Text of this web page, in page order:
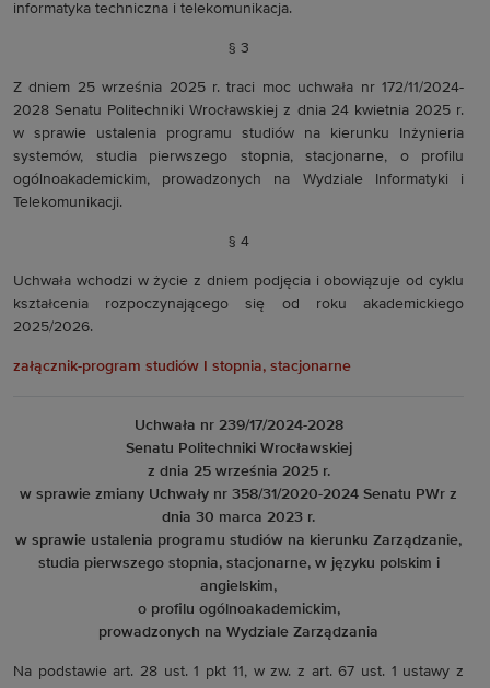
informatyka techniczna i telekomunikacja.
§ 3
Z dniem 25 września 2025 r. traci moc uchwała nr 172/11/2024-
2028 Senatu Politechniki Wrocławskiej z dnia 24 kwietnia 2025 r.
w sprawie ustalenia programu studiów na kierunku Inżynieria
systemów, studia pierwszego stopnia, stacjonarne, o profilu
ogólnoakademickim, prowadzonych na Wydziale Informatyki i
Telekomunikacji.
§ 4
Uchwała wchodzi w życie z dniem podjęcia i obowiązuje od cyklu
kształcenia rozpoczynającego się od roku akademickiego
2025/2026.
załącznik-program studiów I stopnia, stacjonarne
Uchwała nr 239/17/2024-2028
Senatu Politechniki Wrocławskiej
z dnia 25 września 2025 r.
w sprawie zmiany Uchwały nr 358/31/2020-2024 Senatu PWr z
dnia 30 marca 2023 r.
w sprawie ustalenia programu studiów na kierunku Zarządzanie,
studia pierwszego stopnia, stacjonarne, w języku polskim i
angielskim,
o profilu ogólnoakademickim,
prowadzonych na Wydziale Zarządzania
Na podstawie art. 28 ust. 1 pkt 11, w zw. z art. 67 ust. 1 ustawy z